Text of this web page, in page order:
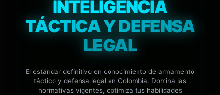
INTELIGENCIA
TÁCTICA Y DEFENSA
LEGAL
El estándar definitivo en conocimiento de armamento
táctico y defensa legal en Colombia. Domina las
normativas vigentes, optimiza tus habilidades